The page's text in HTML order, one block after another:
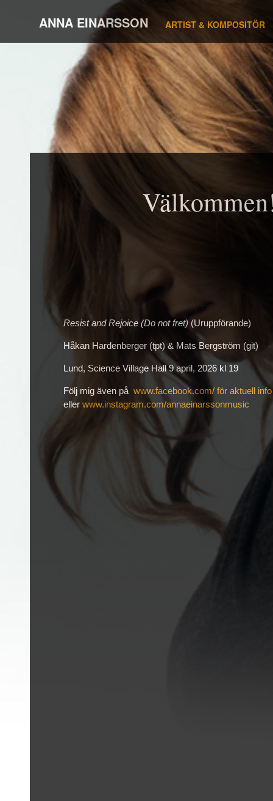
ANNA EINARSSON ARTIST & KOMPOSITÖR
Resist and Rejoice (Do not fret) (Uruppförande)
Håkan Hardenberger (tpt) & Mats Bergström (git)
Lund, Science Village Hall 9 april, 2026 kl 19
Följ mig även påwww.facebook.com/ för aktuell info
ellerwww.instagram.com/annaeinarssonmusic